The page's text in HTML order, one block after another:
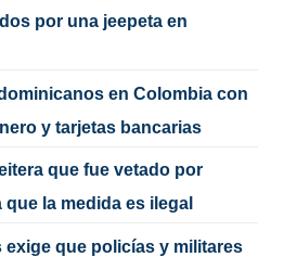
por una jeepeta en
en Colombia con
y tarjetas bancarias
que fue vetado por
la medida es ilegal
exige que policías y militares